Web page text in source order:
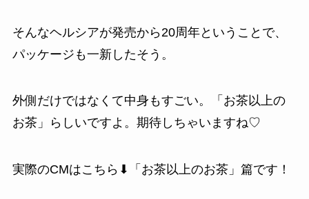
そんなヘルシアが発売から20周年ということで、
パッケージも一新したそう。
外側だけではなくて中身もすごい。「お茶以上の
お茶」らしいですよ。期待しちゃいますね♡
実際のCMはこちら⬇「お茶以上のお茶」篇です！